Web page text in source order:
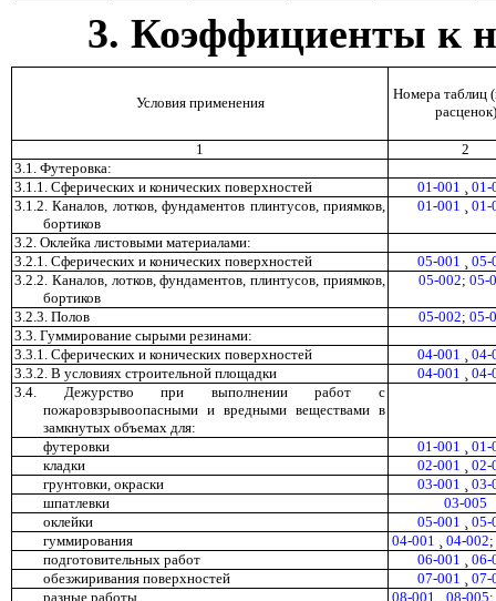
3. Коэффициенты к
Условия применения
Номера таблиц
расценок)
1
2
3.1. Футеровка:
3.1.1. Сферических и конических поверхностей
01-001 ¸ 01-
3.1.2. Каналов, лотков, фундаментов плинтусов, приямков,
бортиков
01-001 ¸ 01-
3.2. Оклейка листовыми материалами:
3.2.1. Сферических и конических поверхностей
05-001 ¸ 05-
3.2.2. Каналов, лотков, фундаментов, плинтусов, приямков,
бортиков
05-002; 05-
3.2.3. Полов 05-002; 05-
3.3. Гуммирование сырыми резинами:
3.3.1. Сферических и конических поверхностей
04-001 ¸ 04-
3.3.2. В условиях строительной площадки
04-001 ¸ 04-
3.4. Дежурство при выполнении работ с
пожаровзрывоопасными и вредными веществами в
замкнутых объемах для:
футеровки
01-001 ¸ 01-
кладки
02-001 ¸ 02-
грунтовки, окраски
03-001 ¸ 03-
шпатлевки
03-005
оклейки
05-001 ¸ 05-
гуммирования
04-001 ¸ 04-002;
подготовительных работ
06-001 ¸ 06-
обезжиривания поверхностей
07-001 ¸ 07-
разные работы
08-001 ¸ 08-005;